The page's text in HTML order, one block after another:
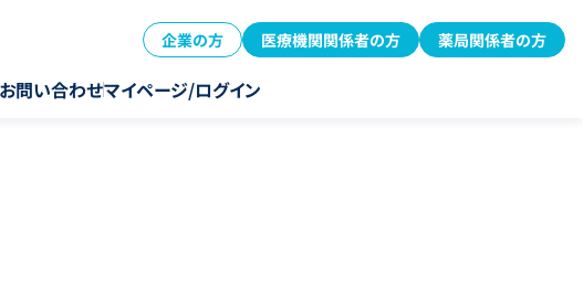
企業の方 医療機関関係者の方 薬局関係者の方
お問い合わせマイページ/ログイン